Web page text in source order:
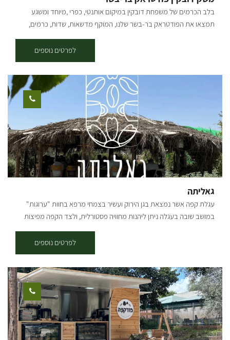
ביקור קבוצתי 077-7295959 [gallery columns="4" link="none"
ids="31947,31949,31951,31953,31955,31957,31959,31961"]
בלב הכרמים של משפחת דובקין במיקום אותנטי, כפרי ,מיוחד ומשגע
תמצאו את הפודטראק בר-בשר שלנו, המוקף מדשאות, שדות, כרמים,
שמגיע מהקצבייה והמפעל המשפחתי "אחים דובקין" וירקות, בירות וחומרי
גלם מקומיים תוצרת המושב והעוטף. בתפריט משתנה לאירועים בו תוכלו
למצוא: המבורגר הבית, עראייס, אסאדו מפורק, שניצל בחלה, ציפס, סלט
מקומי, מלבי, קוקטיילים, בירות מהעוטף ויין מהנגב. מתחום הפודטראק
פעיל בתיאום מראש לאירוח לקבוצות, אירועים פרטיים ועסקיים בלבד.
לפרטים נוספים
גאליתה
עגלת קפה אשר נמצאת בגן הירוק ועשיר בצמחי מרפא בחוות "ערוגות"
במושב שובה בעגלה ניתן ליהנות מחוויה פסטורלית, ולצד הקפה מפיצות
לפרטים נוספים